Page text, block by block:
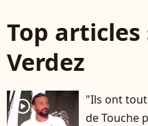
Top articles
Verdez
player2
"Ils ont
de Touche